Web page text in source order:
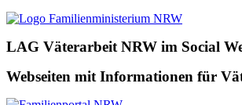
LAG Väterarbeit NRW im Social
Webseiten mit Informationen für